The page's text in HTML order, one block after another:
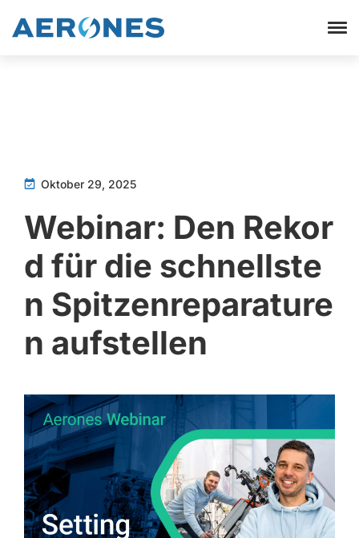
Oktober 29, 2025
Webinar: Den Rekor
d für die schnellste
n Spitzenreparature
n aufstellen